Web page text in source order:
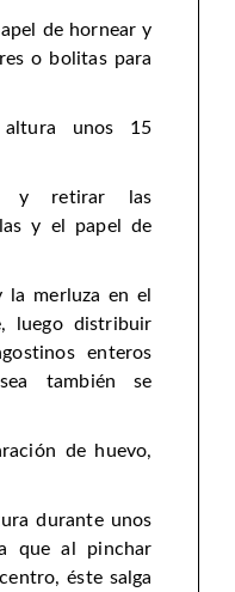
de hornear y
o bolitas para
unos 15
y retirar las
y el papel de
la merluza en el
luego distribuir
enteros
también se
de huevo,
durante unos
que al pinchar
éste salga